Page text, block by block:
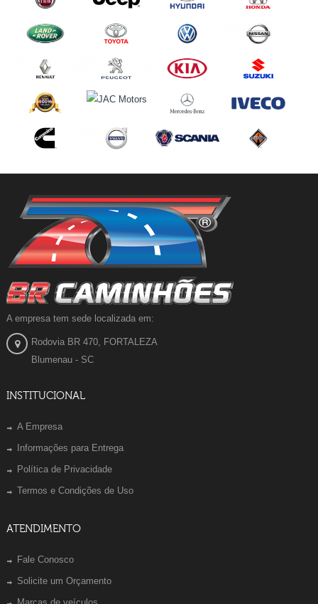
A empresa tem sede localizada em:
Rodovia BR 470, FORTALEZA
Blumenau - SC
INSTITUCIONAL
A Empresa
Informações para Entrega
Política de Privacidade
Termos e Condições de Uso
ATENDIMENTO
Fale Conosco
Solicite um Orçamento
Marcas de veículos